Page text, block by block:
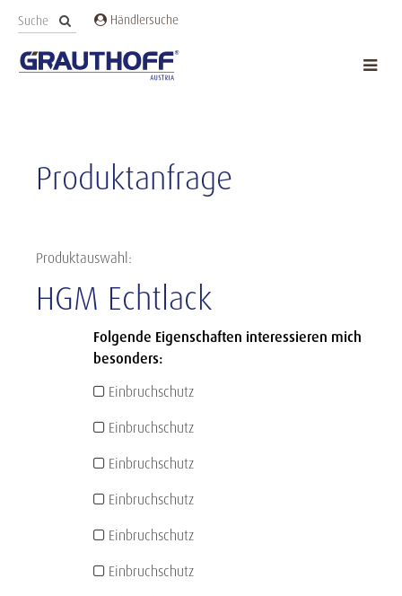
Händlersuche
Produktanfrage
Produktauswahl:
HGM Echtlack
Folgende Eigenschaften interessieren mich
besonders:
Einbruchschutz
Einbruchschutz
Einbruchschutz
Einbruchschutz
Einbruchschutz
Einbruchschutz